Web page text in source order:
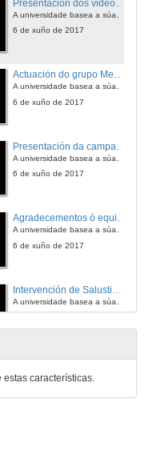
A universidade basea a súa nova campaña de imaxe en casos de éxito de egresadas e egresados
6 de xuño de 2017
Actuación do grupo Mecanismo Ruso
A universidade basea a súa nova campaña de imaxe en casos de éxito de egresadas e egresados
6 de xuño de 2017
A universidade basea a súa nova campaña de imaxe en casos de éxito de egresadas e egresados
6 de xuño de 2017
Agradecementos ó equipo técnico e colaboradores
A universidade basea a súa nova campaña de imaxe en casos de éxito de egresadas e egresados
6 de xuño de 2017
A universidade basea a súa nova campaña de imaxe en casos de éxito de egresadas e egresados
Quenda de cuestións dos medios de comunicación
estas características.